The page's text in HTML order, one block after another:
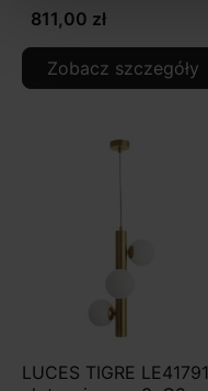
811,00 zł
Zobacz szczegóły
LUCES TIGRE LE41791